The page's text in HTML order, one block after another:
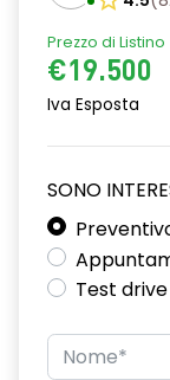
chiave pieghevole
chiusura
climatizzatore
console centrale
cruise control
distance warning
driver display
eCall
compatibilità 2G/
Prezzo di Listino
€19.500
Iva Esposta
SONO
Test drive